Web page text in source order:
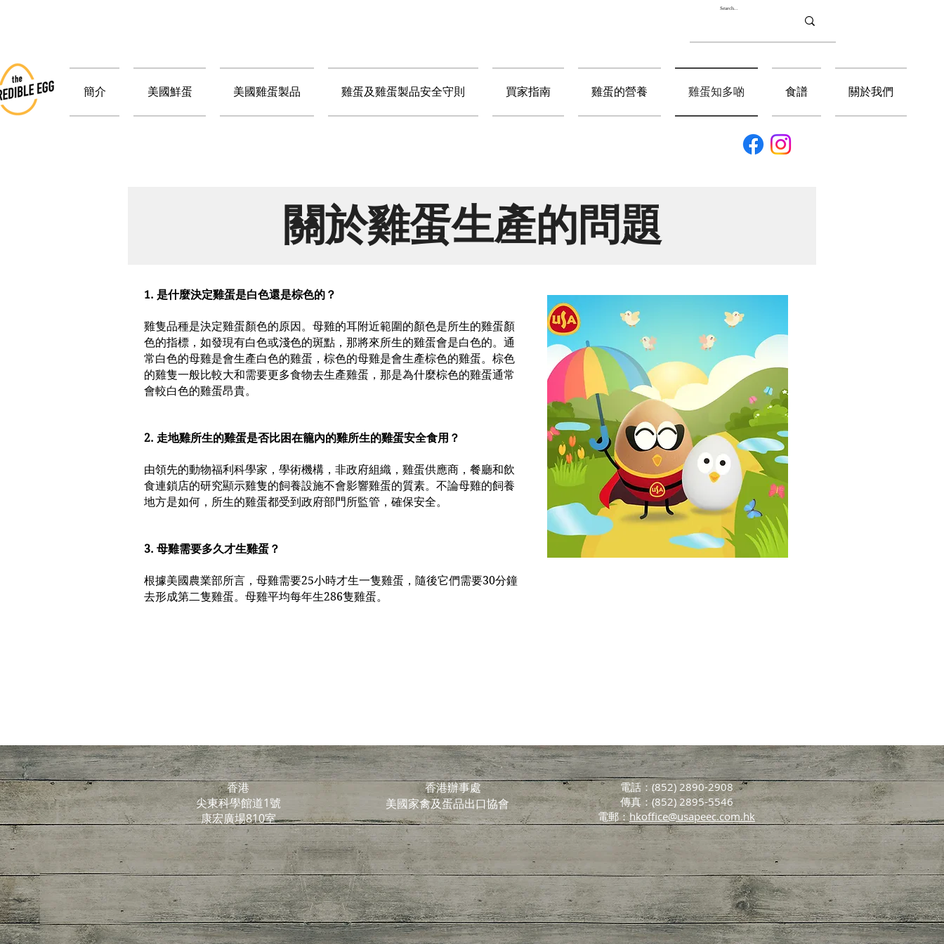
簡介 美國鮮蛋 美國雞蛋製品 雞蛋及雞蛋製品安全守則 買家指南 雞蛋的營養 雞蛋知多啲 食譜 關於我們
關於雞蛋生產的問題
1. 是什麼決定雞蛋是白色還是棕色的？
雞隻品種是決定雞蛋顏色的原因。母雞的耳附近範圍的顏色是所生的雞蛋顏
色的指標，如發現有白色或淺色的斑點，那將來所生的雞蛋會是白色的。通
常白色的母雞是會生產白色的雞蛋，棕色的母雞是會生產棕色的雞蛋。棕色
的雞隻一般比較大和需要更多食物去生產雞蛋，那是為什麼棕色的雞蛋通常
會較白色的雞蛋昂貴。
2. 走地雞所生的雞蛋是否比困在籠內的雞所生的雞蛋安全食用？
由領先的動物福利科學家，學術機構，非政府組織，雞蛋供應商，餐廳和飲
食連鎖店的研究顯示雞隻的飼養設施不會影響雞蛋的質素。不論母雞的飼養
地方是如何，所生的雞蛋都受到政府部門所監管，確保安全。
3. 母雞需要多久才生雞蛋？
根據美國農業部所言，母雞需要25小時才生一隻雞蛋，隨後它們需要30分鐘
去形成第二隻雞蛋。母雞平均每年生286隻雞蛋。
香港
尖東科學館道1號
康宏廣場810室
美國家禽及蛋品出口協會
香港辦事處
電話：(852) 2890-2908
傳真：(852) 2895-5546
電郵：hkoffice@usapeec.com.hk